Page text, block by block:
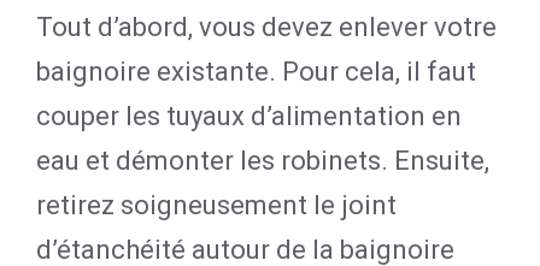
Tout d’abord, vous devez enlever votre
baignoire existante. Pour cela, il faut
couper les tuyaux d’alimentation en
eau et démonter les robinets. Ensuite,
retirez soigneusement le joint
d’étanchéité autour de la baignoire